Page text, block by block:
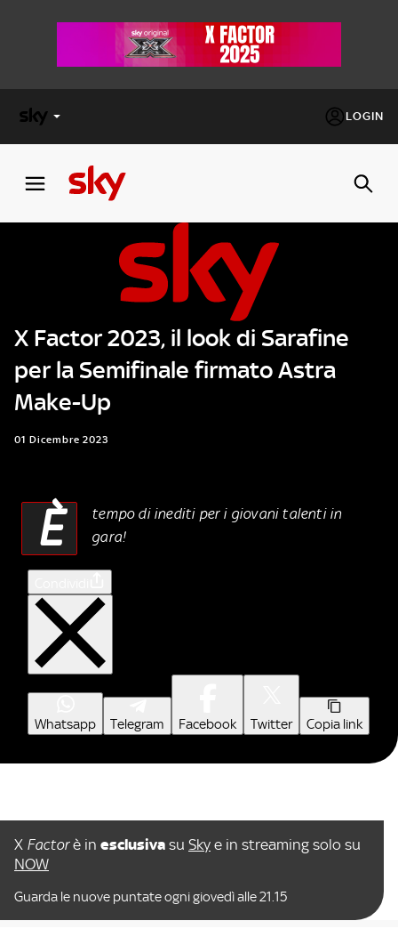
LOGIN
FACTOR
Cos’altro vedere:
PROGRAMMI SKY
Un mondo di offerte:
SKY.IT
NOW
X Factor 2023, il look di Sarafine
per la Semifinale firmato Astra
Make-Up
01 Dicembre 2023
È
tempo di inediti per i giovani talenti in
gara!
Whatsapp Telegram Facebook Twitter Copia link
X Factorè in esclusiva su Sky e in streaming solo su
NOW
Guarda le nuove puntate ogni giovedì alle 21.15